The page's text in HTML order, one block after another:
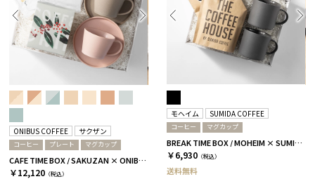
ONIBUS COFFEE サクザン
コーヒー プレート マグカップ
CAFE TIME BOX / SAKUZAN × ONIBUS COFFEE / グレージュ＆コーラルベージュ
￥12,120 （税込）
モヘイム SUMIDA COFFEE
コーヒー マグカップ
BREAK TIME BOX / MOHEIM × SUMIDA COFFEE / ブラック
￥6,930 （税込）
送料無料